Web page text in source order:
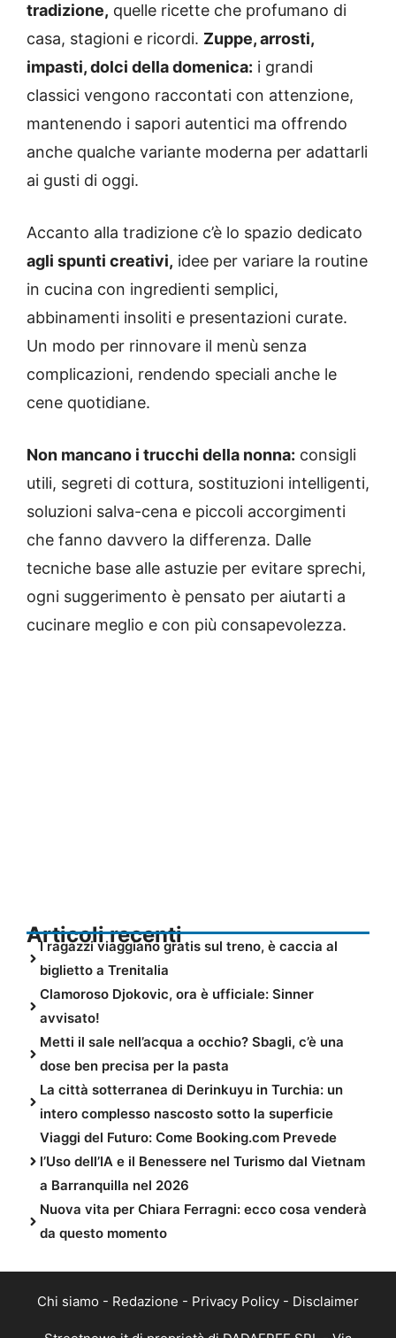
tradizione, quelle ricette che profumano di
casa, stagioni e ricordi. Zuppe, arrosti,
impasti, dolci della domenica: i grandi
classici vengono raccontati con attenzione,
mantenendo i sapori autentici ma offrendo
anche qualche variante moderna per adattarli
ai gusti di oggi.
Accanto alla tradizione c’è lo spazio dedicato
agli spunti creativi, idee per variare la routine
in cucina con ingredienti semplici,
abbinamenti insoliti e presentazioni curate.
Un modo per rinnovare il menù senza
complicazioni, rendendo speciali anche le
cene quotidiane.
Non mancano i trucchi della nonna: consigli
utili, segreti di cottura, sostituzioni intelligenti,
soluzioni salva-cena e piccoli accorgimenti
che fanno davvero la differenza. Dalle
tecniche base alle astuzie per evitare sprechi,
ogni suggerimento è pensato per aiutarti a
cucinare meglio e con più consapevolezza.
Articoli recenti
I ragazzi viaggiano gratis sul treno, è caccia al
biglietto a Trenitalia
Clamoroso Djokovic, ora è ufficiale: Sinner
avvisato!
Metti il sale nell’acqua a occhio? Sbagli, c’è una
dose ben precisa per la pasta
La città sotterranea di Derinkuyu in Turchia: un
intero complesso nascosto sotto la superficie
Viaggi del Futuro: Come Booking.com Prevede
l’Uso dell’IA e il Benessere nel Turismo dal Vietnam
a Barranquilla nel 2026
Nuova vita per Chiara Ferragni: ecco cosa venderà
da questo momento
Chi siamo - Redazione - Privacy Policy - Disclaimer